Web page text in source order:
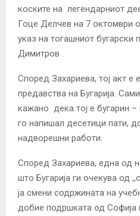
коските на легендарниот
Гоце Делчев на 7 октомври
указ на тогашниот бугарски
Димитров .
Според Захариева, тој акт е
предавства на Бугарија.
кажано дека тој е бугарин –
го напишал десетици пати,
надворешни работи.
Според Захариева, една од
што Бугарија ги очекува од
ја смени содржината на
добие подршката од Софија